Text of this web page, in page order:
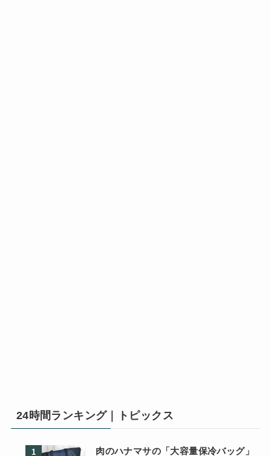
24時間ランキング｜トピックス
肉のハナマサの「大容量保冷バッグ」